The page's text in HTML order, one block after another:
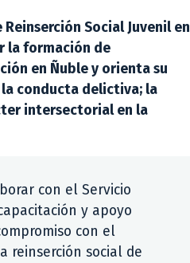
Social Juvenil en
la formación de
en Ñuble y orienta su
conducta delictiva; la
intersectorial en la
con el Servicio
y apoyo
con el
reinserción social de